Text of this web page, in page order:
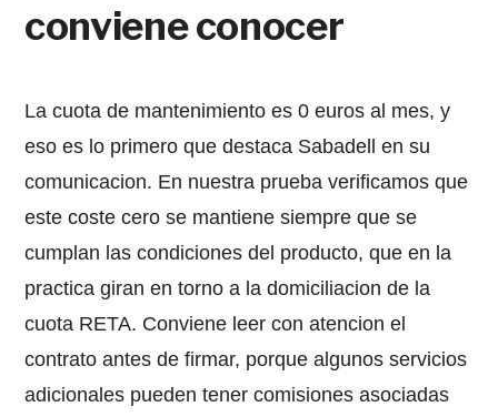
conviene conocer
La cuota de mantenimiento es 0 euros al mes, y
eso es lo primero que destaca Sabadell en su
comunicacion. En nuestra prueba verificamos que
este coste cero se mantiene siempre que se
cumplan las condiciones del producto, que en la
practica giran en torno a la domiciliacion de la
cuota RETA. Conviene leer con atencion el
contrato antes de firmar, porque algunos servicios
adicionales pueden tener comisiones asociadas